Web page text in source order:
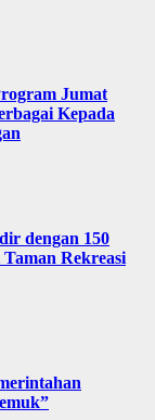
Jumat
Kepada
dengan 150
Rekreasi